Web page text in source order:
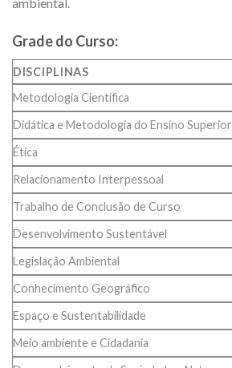
Grade do Curso:
DISCIPLINAS
Metodologia Científica
Didática e Metodologia do Ensino Superior
Ética
Relacionamento Interpessoal
Trabalho de Conclusão de Curso
Desenvolvimento Sustentável
Legislação Ambiental
Conhecimento Geográfico
Espaço e Sustentabilidade
Meio ambiente e Cidadania